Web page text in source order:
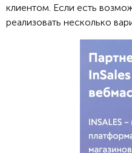
клиентом. Если есть
реализовать несколько